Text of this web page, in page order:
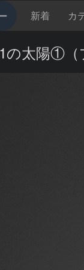
新着 カ
の太陽①（